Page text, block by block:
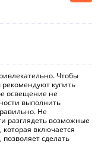
Чтобы
купить
освещение не
выполнить
Не
разглядеть возможные
включается
сделать